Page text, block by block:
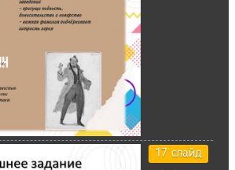
17 слайд